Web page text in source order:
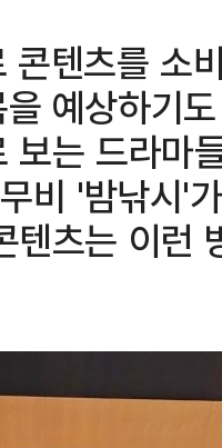
콘텐츠를 소
예상하기
보는 드라마
비 '밤낚시'
텐츠는 이런